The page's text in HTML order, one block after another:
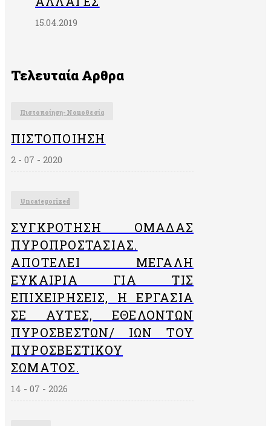
«ISO37001»
15.04.2019
Τελευταία Αρθρα
Πιστοποίηση- Νομοθεσία
ΠΙΣΤΟΠΟΊΗΣΗ
2 - 07 - 2020
Uncategorized
ΣΥΓΚΡΌΤΗΣΗ ΟΜΆΔΑΣ
ΠΥΡΟΠΡΟΣΤΑΣΊΑΣ.
ΑΠΟΤΕΛΕΊ ΜΕΓΆΛΗ
ΕΥΚΑΙΡΊΑ ΓΙΑ ΤΙΣ
ΕΠΙΧΕΙΡΉΣΕΙΣ, Η ΕΡΓΑΣΊΑ
ΣΕ ΑΥΤΈΣ, ΕΘΕΛΟΝΤΏΝ
ΠΥΡΟΣΒΕΣΤΏΝ/ ΙΏΝ ΤΟΥ
ΠΥΡΟΣΒΕΣΤΙΚΟΎ
ΣΏΜΑΤΟΣ.
14 - 07 - 2026